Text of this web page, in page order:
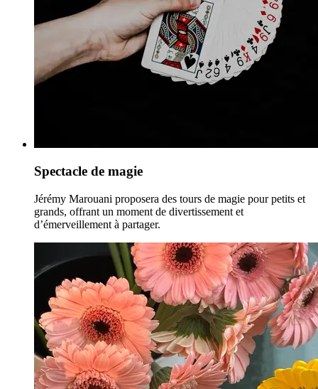
Spectacle de magie
Jérémy Marouani proposera des tours de magie pour petits et
grands, offrant un moment de divertissement et
d’émerveillement à partager.